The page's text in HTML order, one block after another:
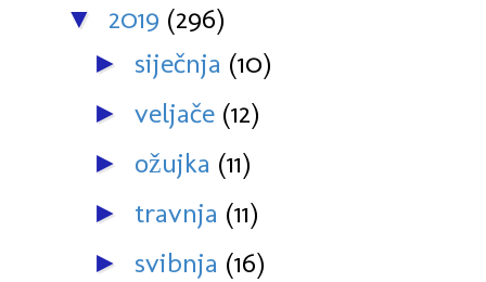
▼ 2019 (296)
► siječnja (10)
► veljače (12)
► ožujka (11)
► travnja (11)
► svibnja (16)